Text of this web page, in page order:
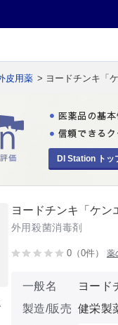
皮用薬 > ヨードチンキ「ケ
DI Station トッ
ヨードチンキ「ケン
外用殺菌消毒剤
0（0件） 薬
一般名
ヨード
製造/販売 健栄製